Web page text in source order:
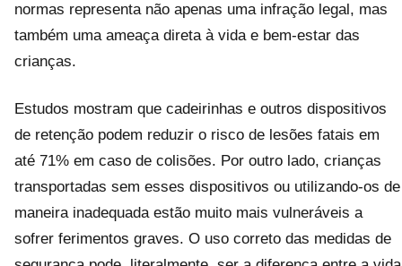
normas representa não apenas uma infração legal, mas
também uma ameaça direta à vida e bem-estar das
crianças.
Estudos mostram que cadeirinhas e outros dispositivos
de retenção podem reduzir o risco de lesões fatais em
até 71% em caso de colisões. Por outro lado, crianças
transportadas sem esses dispositivos ou utilizando-os de
maneira inadequada estão muito mais vulneráveis a
sofrer ferimentos graves. O uso correto das medidas de